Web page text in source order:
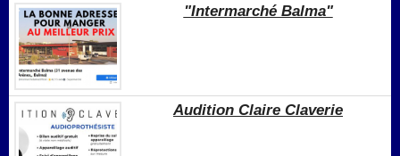
"Intermarché Balma"
Audition Claire Claverie